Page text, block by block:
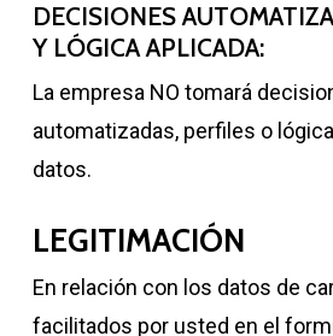
DECISIONES
Y LÓGICA APLICADA:
La empresa NO tomará
automatizadas, perfiles o
datos.
LEGITIMACIÓN
En relación con los datos de
facilitados por usted en el